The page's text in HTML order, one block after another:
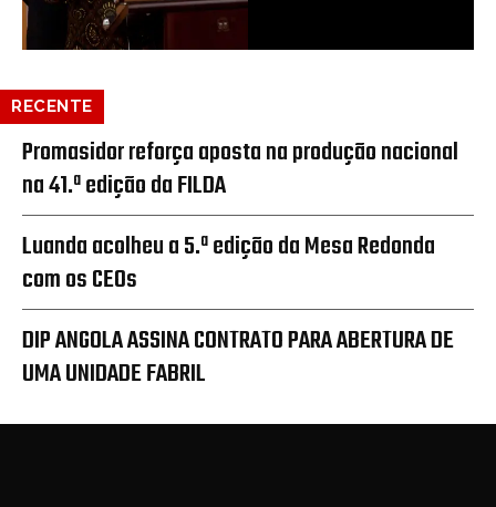
RECENTE
Promasidor reforça aposta na produção nacional
na 41.ª edição da FILDA
Luanda acolheu a 5.ª edição da Mesa Redonda
com os CEOs
DIP ANGOLA ASSINA CONTRATO PARA ABERTURA DE
UMA UNIDADE FABRIL